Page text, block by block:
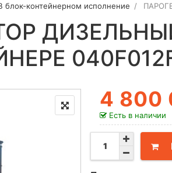
блок-контейнерном исполнение
4 800
Есть в наличии